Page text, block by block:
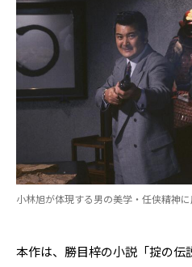
小林旭が体現する男の美学・任侠精神
本作は、勝目梓の小説「掟の伝